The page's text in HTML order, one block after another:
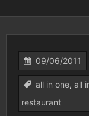
09/06/2011
all in one, all
restaurant